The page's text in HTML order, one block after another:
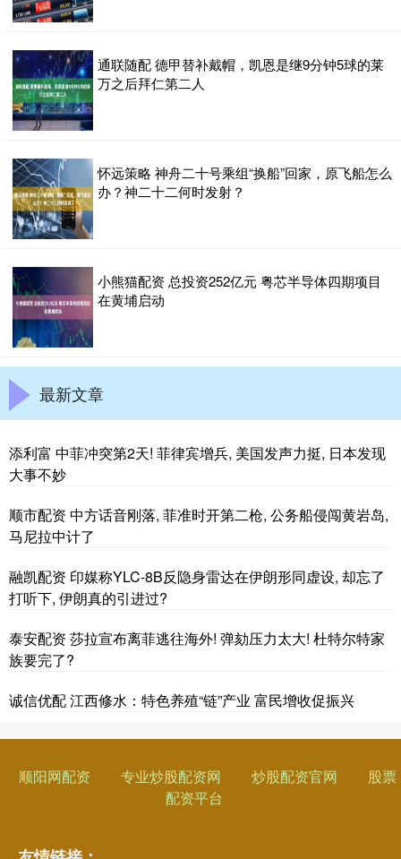
通联随配 德甲替补戴帽，凯恩是继9分钟5球的莱
万之后拜仁第二人
怀远策略 神舟二十号乘组“换船”回家，原飞船怎么
办？神二十二何时发射？
小熊猫配资 总投资252亿元 粤芯半导体四期项目
在黄埔启动
最新文章
添利富 中菲冲突第2天! 菲律宾增兵, 美国发声力挺, 日本发现
大事不妙
顺市配资 中方话音刚落, 菲准时开第二枪, 公务船侵闯黄岩岛,
马尼拉中计了
融凯配资 印媒称YLC-8B反隐身雷达在伊朗形同虚设, 却忘了
打听下, 伊朗真的引进过?
泰安配资 莎拉宣布离菲逃往海外! 弹劾压力太大! 杜特尔特家
族要完了?
诚信优配 江西修水：特色养殖“链”产业 富民增收促振兴
顺阳网配资 专业炒股配资网 炒股配资官网
股票
配资平台